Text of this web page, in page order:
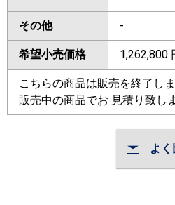
その他 -
希望小売価格 1,262,800
こちらの商品は販売を終了しま
販売中の商品でお 見積り致し
よく